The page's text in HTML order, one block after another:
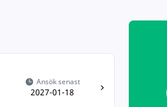
Ansök senast
2027-01-18